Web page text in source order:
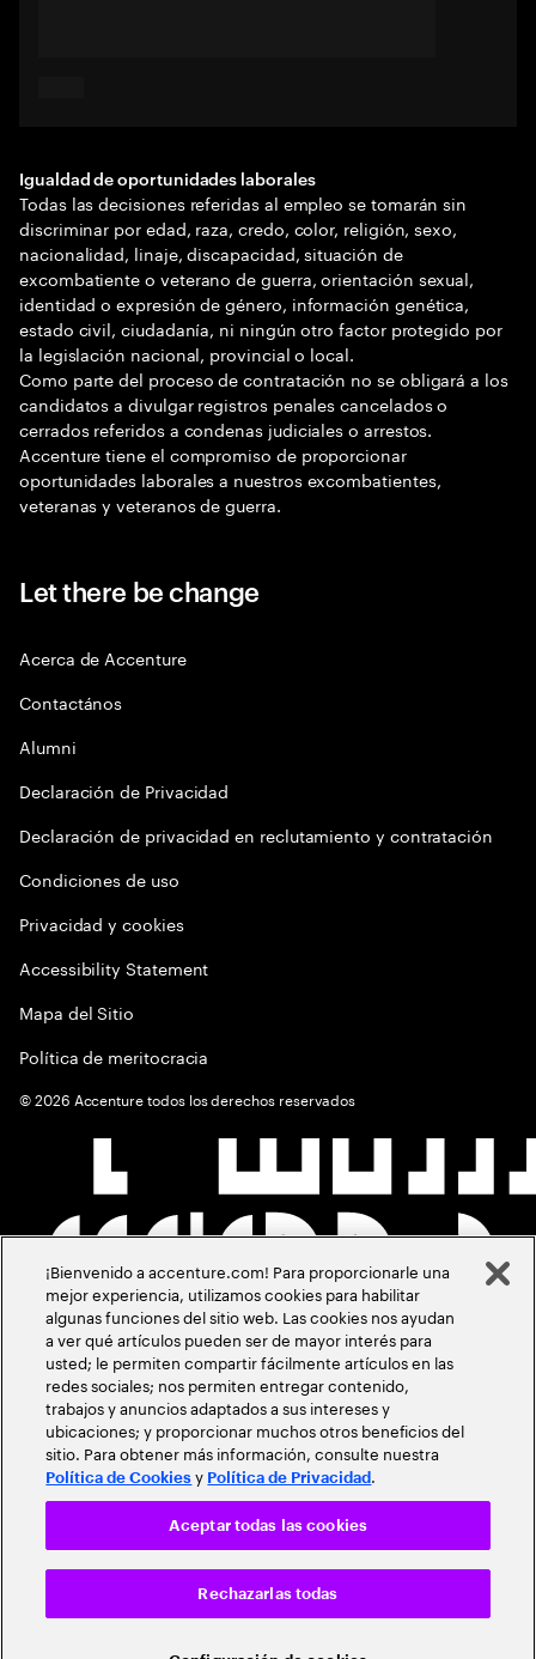
Igualdad de oportunidades laborales
Todas las decisiones referidas al empleo se tomarán sin
discriminar por edad, raza, credo, color, religión, sexo,
nacionalidad, linaje, discapacidad, situación de
excombatiente o veterano de guerra, orientación sexual,
identidad o expresión de género, información genética,
estado civil, ciudadanía, ni ningún otro factor protegido por
la legislación nacional, provincial o local.
Como parte del proceso de contratación no se obligará a los
candidatos a divulgar registros penales cancelados o
cerrados referidos a condenas judiciales o arrestos.
Accenture tiene el compromiso de proporcionar
oportunidades laborales a nuestros excombatientes,
veteranas y veteranos de guerra.
Let there be change
Acerca de Accenture
Contactános
Alumni
Declaración de Privacidad
Declaración de privacidad en reclutamiento y contratación
Condiciones de uso
Privacidad y cookies
Accessibility Statement
Mapa del Sitio
Política de meritocracia
©2026 Accenture todos los derechos reservados
¡Bienvenido a accenture.com! Para proporcionarle una
mejor experiencia, utilizamos cookies para habilitar
algunas funciones del sitio web. Las cookies nos ayudan
a ver qué artículos pueden ser de mayor interés para
usted; le permiten compartir fácilmente artículos en las
redes sociales; nos permiten entregar contenido,
trabajos y anuncios adaptados a sus intereses y
ubicaciones; y proporcionar muchos otros beneficios del
sitio. Para obtener más información, consulte nuestra
Política de Cookies y Política de Privacidad .
Rechazarlas todas
Aceptar todas las cookies